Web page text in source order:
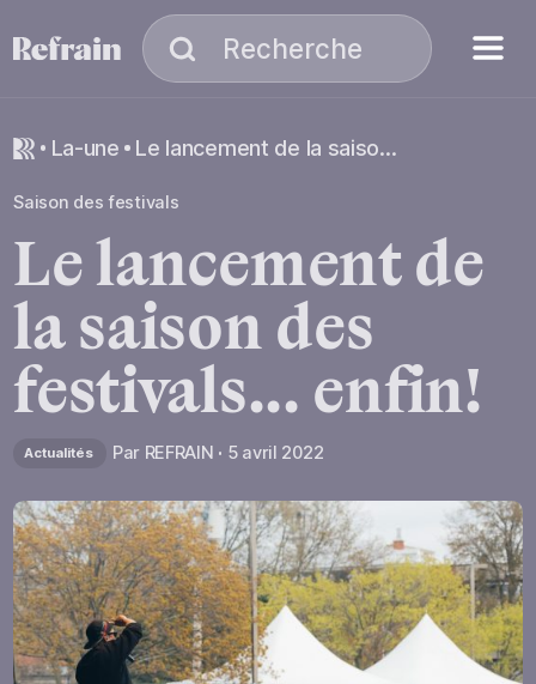
Recherche
la-une Le lancement de la saison des festivals... enfin!
Saison des festivals
Lelancementde
lasaisondes
festivals... enfin!
Actualités Par REFRAIN 5 avril 2022